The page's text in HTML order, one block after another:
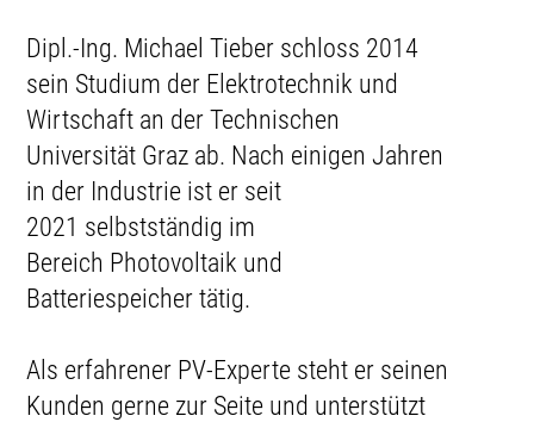
Dipl.-Ing. Michael Tieber schloss 2014
sein Studium der Elektrotechnik und
Wirtschaft an der Technischen
Universität Graz ab. Nach einigen Jahren
in der Industrie ist er seit
2021 selbstständig im
Bereich Photovoltaik und
Batteriespeicher tätig.
Als erfahrener PV-Experte steht er seinen
Kunden gerne zur Seite und unterstützt